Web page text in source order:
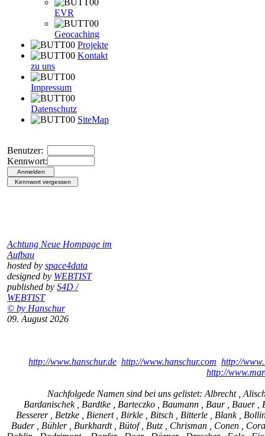
EVR
Geocaching
Projekte
Kontakt
zu uns
Impressum
Datenschutz
SiteMap
Benutzer:
Kennwort:
Achtung Neue Hompage im
Aufbau
hosted by space4data
designed by WEBTIST
published by S4D /
WEBTIST
© by Hanschur
09. August 2026
http://www.hanschur.de http://www.hanschur.com http://
http://
Nachfolgede Namen sind bei uns gelistet: Albrecht ,
Bardanischek , Bardtke , Barteczko , Baumann , Baur , Bauer
Besserer , Betzke , Bienert , Birkle , Bitsch , Bitterle , Blank ,
Buder , Bühler , Burkhardt , Bütof , Butz , Chrisman , Conen ,